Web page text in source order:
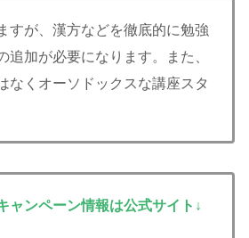
すが、漢方などを徹底的に勉強
追加が必要になります。また、
なくオーソドックスな講座スタ
ャンペーン情報は公式サイト↓